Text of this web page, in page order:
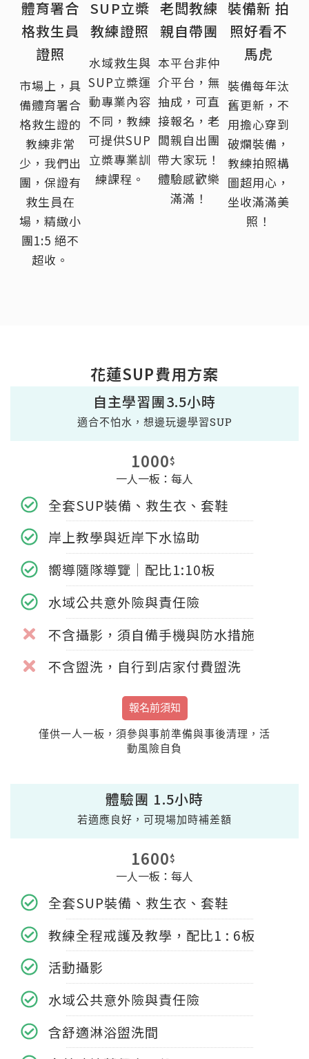
體育署合
格救生員
證照
市場上，具
備體育署合
格救生證的
教練非常
少，我們出
團，保證有
救生員在
場，精緻小
團1:5 絕不
超收。
SUP立槳
教練證照
水域救生與
SUP立槳運
動專業內容
不同，教練
可提供SUP
立槳專業訓
練課程。
老闆教練
親自帶團
本平台非仲
介平台，無
抽成，可直
接報名，老
闆親自出團
帶大家玩！
體驗感歡樂
滿滿！
裝備新 拍
照好看不
馬虎
裝備每年汰
舊更新，不
用擔心穿到
破爛裝備，
教練拍照構
圖超用心，
坐收滿滿美
照！
花蓮SUP費用方案
自主學習團3.5小時
適合不怕水，想邊玩邊學習SUP
1000$
一人一板：每人
全套SUP裝備、救生衣、套鞋
岸上教學與近岸下水協助
嚮導隨隊導覽｜配比1:10板
水域公共意外險與責任險
不含攝影，須自備手機與防水措施
不含盥洗，自行到店家付費盥洗
報名前須知
僅供一人一板，須參與事前準備與事後清理，活
動風險自負
體驗團 1.5小時
若適應良好，可現場加時補差額
1600$
一人一板：每人
全套SUP裝備、救生衣、套鞋
教練全程戒護及教學，配比1 : 6板
活動攝影
水域公共意外險與責任險
含舒適淋浴盥洗間